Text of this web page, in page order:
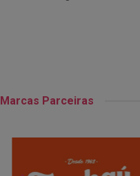
Marcas Parceiras